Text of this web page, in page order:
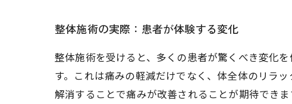
整体施術の実際：患者が体験する変化
整体施術を受けると、多くの患者が驚くべき変化
す。これは痛みの軽減だけでなく、体全体のリラ
解消することで痛みが改善されることが期待でき